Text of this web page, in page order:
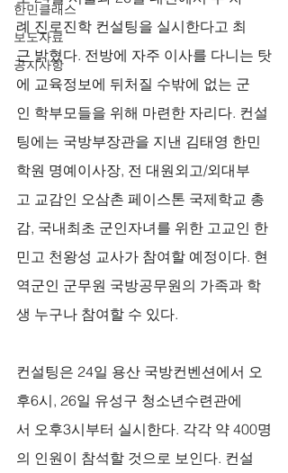
한민클래스
보도자료
공지사항
례 진로진학 컨설팅을 실시한다고 최
근 밝혔다. 전방에 자주 이사를 다니는 탓
에 교육정보에 뒤처질 수밖에 없는 군
인 학부모들을 위해 마련한 자리다. 컨설
팅에는 국방부장관을 지낸 김태영 한민
학원 명예이사장, 전 대원외고/외대부
고 교감인 오삼촌 페이스톤 국제학교 총
감, 국내최초 군인자녀를 위한 고교인 한
민고 천왕성 교사가 참여할 예정이다. 현
역군인 군무원 국방공무원의 가족과 학
생 누구나 참여할 수 있다.
컨설팅은 24일 용산 국방컨벤션에서 오
후6시, 26일 유성구 청소년수련관에
서 오후3시부터 실시한다. 각각 약 400명
의 인원이 참석할 것으로 보인다. 컨설